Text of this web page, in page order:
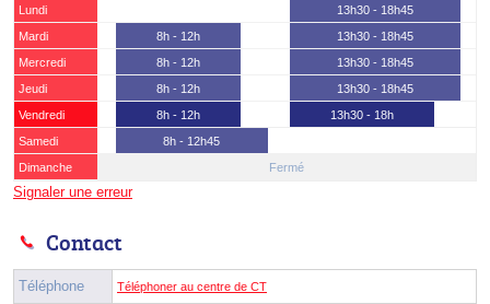
Lundi
13h30 - 18h45
Mardi
8h - 12h
13h30 - 18h45
Mercredi
8h - 12h
13h30 - 18h45
Jeudi
8h - 12h
13h30 - 18h45
Vendredi
8h - 12h
13h30 - 18h
Samedi
8h - 12h45
Dimanche
Fermé
Signaler une erreur
Contact
Téléphone Téléphoner au centre de CT